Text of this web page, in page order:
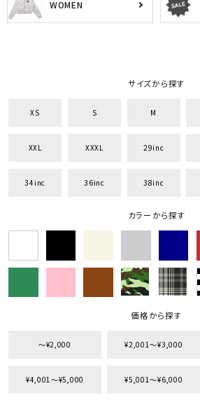
WOMEN
サイズから探す
XS S M
XXL XXXL 29inc
34inc 36inc 38inc
カラーから探す
価格から探す
〜¥2,000 ¥2,001〜¥3,000
¥4,001〜¥5,000 ¥5,001〜¥6,000